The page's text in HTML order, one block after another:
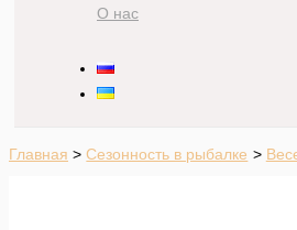
О нас
Главная Сезонность в рыбалке